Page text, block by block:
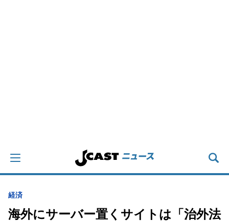
経済
海外にサーバー置くサイトは「治外法